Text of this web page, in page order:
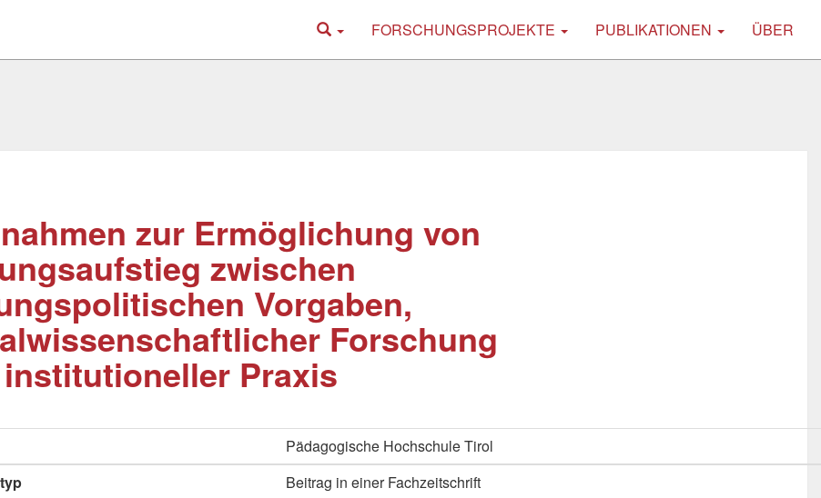
FORSCHUNGSPROJEKTE PUBLIKATIONEN ÜBER
zur Ermöglichung von
zwischen
Vorgaben,
Forschung
Praxis
Pädagogische Hochschule Tirol
Beitrag in einer Fachzeitschrift